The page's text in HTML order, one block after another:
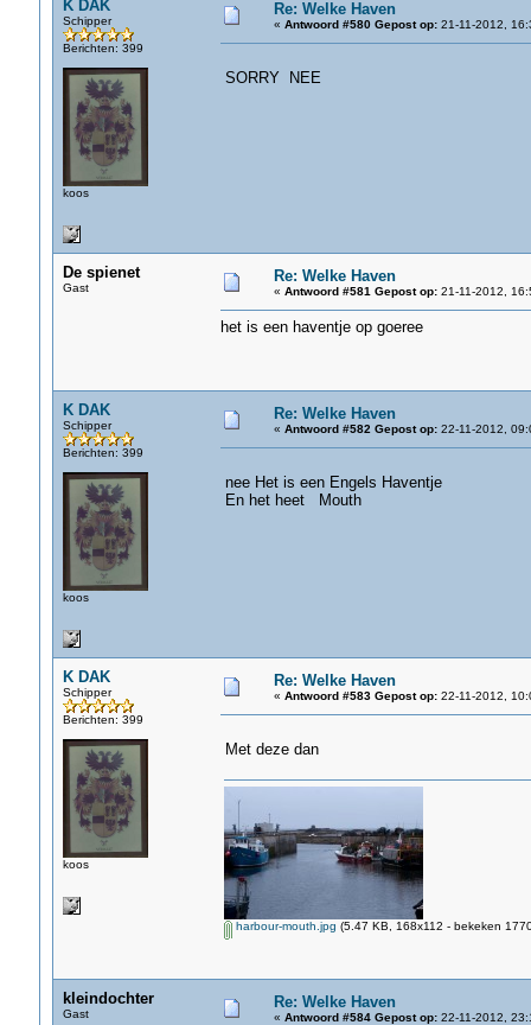
K DAK
Schipper
Berichten: 399
koos
Re: Welke Haven
« Antwoord #580 Gepost op:21-11-2012,
SORRY NEE
De spienet
Gast
Re: Welke Haven
« Antwoord #581 Gepost op:21-11-2012,
het is een haventje op goeree
K DAK
Schipper
Berichten: 399
koos
Re: Welke Haven
« Antwoord #582 Gepost op:22-11-2012,
nee Het is een Engels Haventje
En het heet Mouth
K DAK
Schipper
Berichten: 399
koos
Re: Welke Haven
« Antwoord #583 Gepost op:22-11-2012,
Met deze dan
harbour-mouth.jpg (5.47 KB, 168x112 - bekeken
kleindochter
Gast
Re: Welke Haven
« Antwoord #584 Gepost op:22-11-2012,